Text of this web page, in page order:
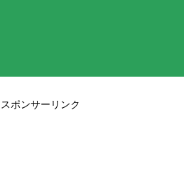
スポンサーリンク